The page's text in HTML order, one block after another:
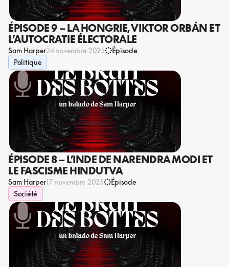
ÉPISODE 9 – LA HONGRIE, VIKTOR ORBÁN ET
L’AUTOCRATIE ÉLECTORALE
Sam Harper24 novembre 2025
Épisode
Politique
ÉPISODE 8 – L’INDE DE NARENDRA MODI ET
LE FASCISME HINDUTVA
Sam Harper17 novembre 2025
Épisode
Société